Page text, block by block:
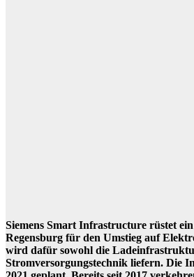
Siemens Smart Infrastructure rüstet
Regensburg für den Umstieg auf
wird dafür sowohl die
Stromversorgungstechnik liefern. Die